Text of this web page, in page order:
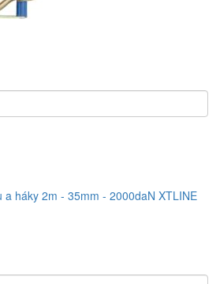
háky 2m - 35mm - 2000daN XTLINE